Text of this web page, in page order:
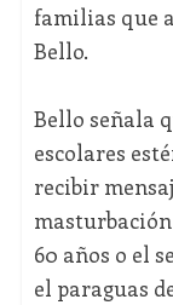
familias que
Bello.
Bello señala
escolares
recibir
60 años o el
el paraguas